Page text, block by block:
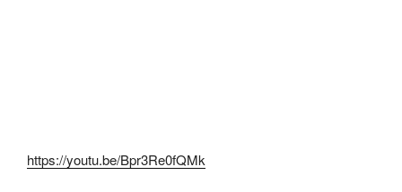
https://youtu.be/Bpr3Re0fQMk